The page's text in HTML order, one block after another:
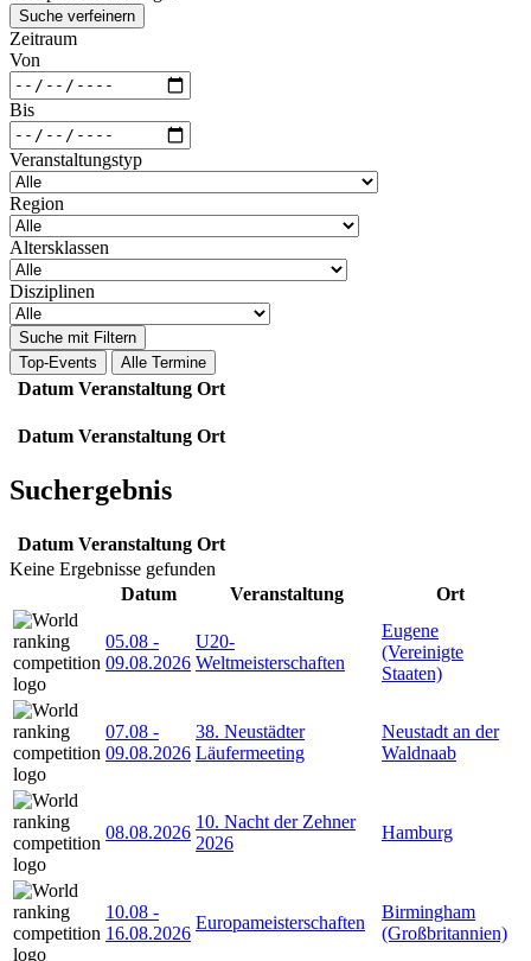
Suche verfeinern
Zeitraum
Von
Bis
Veranstaltungstyp
Region
Altersklassen
Disziplinen
Suche mit Filtern
Top-Events
Alle Termine
Datum Veranstaltung Ort
Datum Veranstaltung Ort
Suchergebnis
Datum Veranstaltung Ort
Keine Ergebnisse gefunden
Datum
Veranstaltung Ort
05.08 -
09.08.2026
U20-
Weltmeisterschaften
Eugene
(Vereinigte
Staaten)
07.08 -
09.08.2026
38. Neustädter
Läufermeeting
Neustadt an der
Waldnaab
08.08.2026
10. Nacht der Zehner
2026
Hamburg
10.08 -
16.08.2026
Europameisterschaften
Birmingham
(Großbritannien)